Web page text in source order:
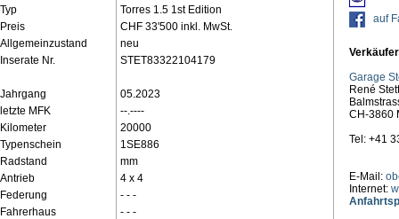
Typ
Torres 1.5 1st Edition
Preis
CHF 33'500 inkl. MwSt.
Allgemeinzustand
neu
Inserate Nr.
STET83322104179
Jahrgang
05.2023
letzte MFK
--.----
Kilometer
20000
Typenschein
1SE886
Radstand
mm
Antrieb
4 x 4
Federung
- - -
Fahrerhaus
- - -
auf
Garage
René
CH-3860
Tel: +41
E-Mail:
Internet: